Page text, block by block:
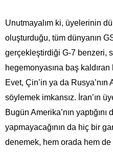
Unutmayalım ki, üyelerinin
oluşturduğu, tüm dünyanın
gerçekleştirdiği G-7 benzeri,
hegemonyasına baş
Evet, Çin’in ya da
söylemek imkansız. İran’ın
Bugün Amerika’nın
yapmayacağının da hiç bir
denemek, hem orada hem